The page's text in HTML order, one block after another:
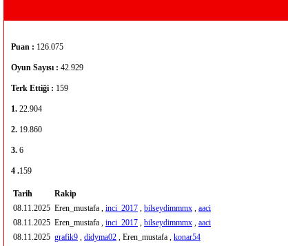
Puan : 126.075
Oyun Sayısı : 42.929
Terk Ettiği : 159
1. 22.904
2. 19.860
3. 6
4 .159
Tarih Rakip
08.11.2025 Eren_mustafa , inci_2017 , bilseydimmmx , aaci
08.11.2025 Eren_mustafa , inci_2017 , bilseydimmmx , aaci
08.11.2025 grafik9 , didyma02 , Eren_mustafa , konar54